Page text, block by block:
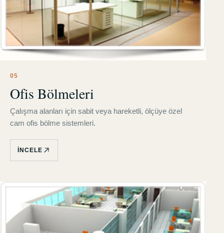
05
Ofis Bölmeleri
Çalışma alanları için sabit veya hareketli, ölçüye özel
cam ofis bölme sistemleri.
İNCELE